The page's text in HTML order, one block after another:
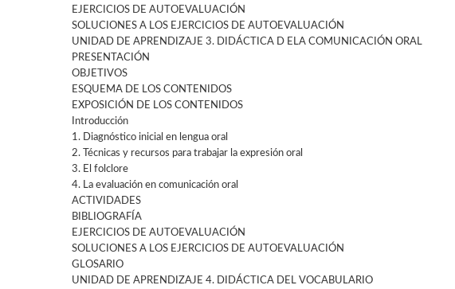
EJERCICIOS DE AUTOEVALUACIÓN
SOLUCIONES A LOS EJERCICIOS DE AUTOEVALUACIÓN
UNIDAD DE APRENDIZAJE 3. DIDÁCTICA D ELA COMUNICACIÓN ORAL
PRESENTACIÓN
OBJETIVOS
ESQUEMA DE LOS CONTENIDOS
EXPOSICIÓN DE LOS CONTENIDOS
Introducción
1. Diagnóstico inicial en lengua oral
2. Técnicas y recursos para trabajar la expresión oral
3. El folclore
4. La evaluación en comunicación oral
ACTIVIDADES
BIBLIOGRAFÍA
EJERCICIOS DE AUTOEVALUACIÓN
SOLUCIONES A LOS EJERCICIOS DE AUTOEVALUACIÓN
GLOSARIO
UNIDAD DE APRENDIZAJE 4. DIDÁCTICA DEL VOCABULARIO